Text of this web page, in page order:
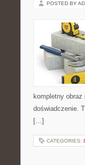
POSTED BY
kompletny
doświadczenie.
[…]
CATEGORIES: